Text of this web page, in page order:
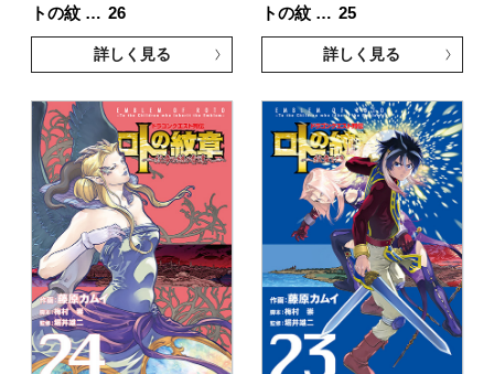
トの紋 … 26
詳しく見る
トの紋 … 25
詳しく見る